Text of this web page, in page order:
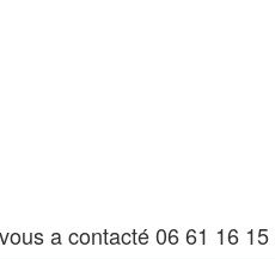
a contacté 06 61 16 15